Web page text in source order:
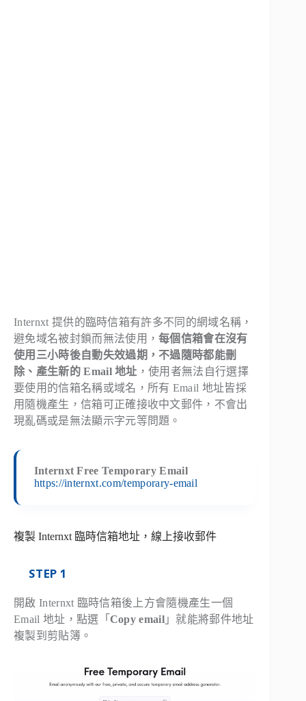
Internxt 提供的臨時信箱有許多不同的網域名稱，
避免域名被封鎖而無法使用，每個信箱會在沒有
使用三小時後自動失效過期，不過隨時都能刪
除、產生新的 Email 地址 ，使用者無法自行選擇
要使用的信箱名稱或域名，所有 Email 地址皆採
用隨機產生，信箱可正確接收中文郵件，不會出
現亂碼或是無法顯示字元等問題。
Internxt Free Temporary Email
https://internxt.com/temporary-email
複製 Internxt 臨時信箱地址，線上接收郵件
STEP 1
開啟 Internxt 臨時信箱後上方會隨機產生一個
Email 地址，點選「 Copy email 」就能將郵件地址
複製到剪貼簿。